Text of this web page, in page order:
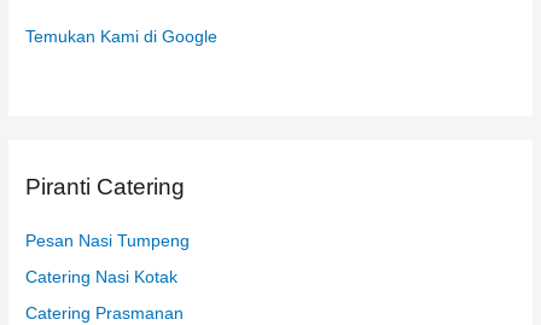
u
Temukan Kami di Google
Piranti Catering
Pesan Nasi Tumpeng
Catering Nasi Kotak
Catering Prasmanan